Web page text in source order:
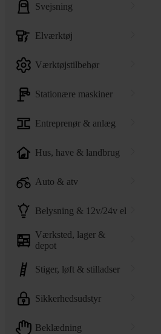
svejsning
elværktøj
værktøjstilbehør
stationære maskiner
entreprenør & anlæg
hus, have & landbrug
auto & atv
belysning & 12v/24v el
værksted, lager &
depot
stiger, løft & stilladser
sikkerhedsudstyr
beklædning